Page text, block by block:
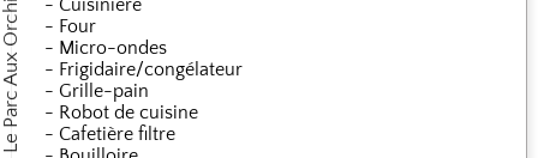
Cuisinière
Four
Micro-ondes
Frigidaire/congélateur
Grille-pain
Robot de cuisine
Cafetière filtre